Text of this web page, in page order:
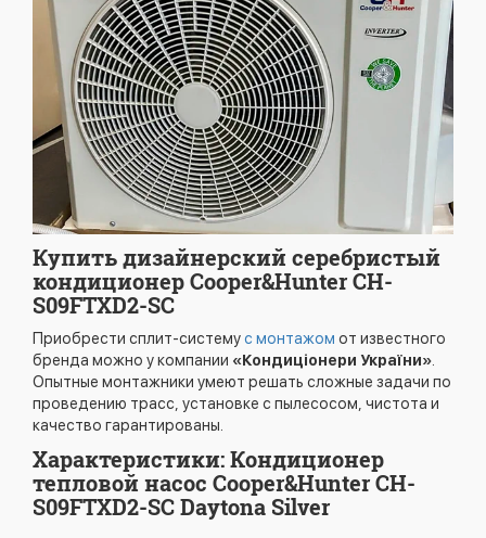
Купить дизайнерский серебристый
кондиционер Cooper&Hunter CH-
S09FTXD2-SC
Приобрести сплит-системус монтажом от известного
бренда можно у компании «Кондиціонери України».
Опытные монтажники умеют решать сложные задачи по
проведению трасс, установке с пылесосом, чистота и
качество гарантированы.
Характеристики: Кондиционер
тепловой насос Cooper&Hunter CH-
S09FTXD2-SC Daytona Silver